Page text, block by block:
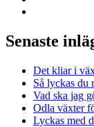
Senaste
Det kliar i
Så lyckas du
Vad ska jag
Odla växter
Lyckas med